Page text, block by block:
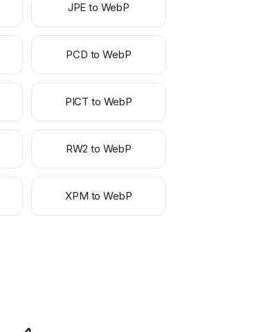
JPE to WebP
PCD to WebP
PICT to WebP
RW2 to WebP
XPM to WebP